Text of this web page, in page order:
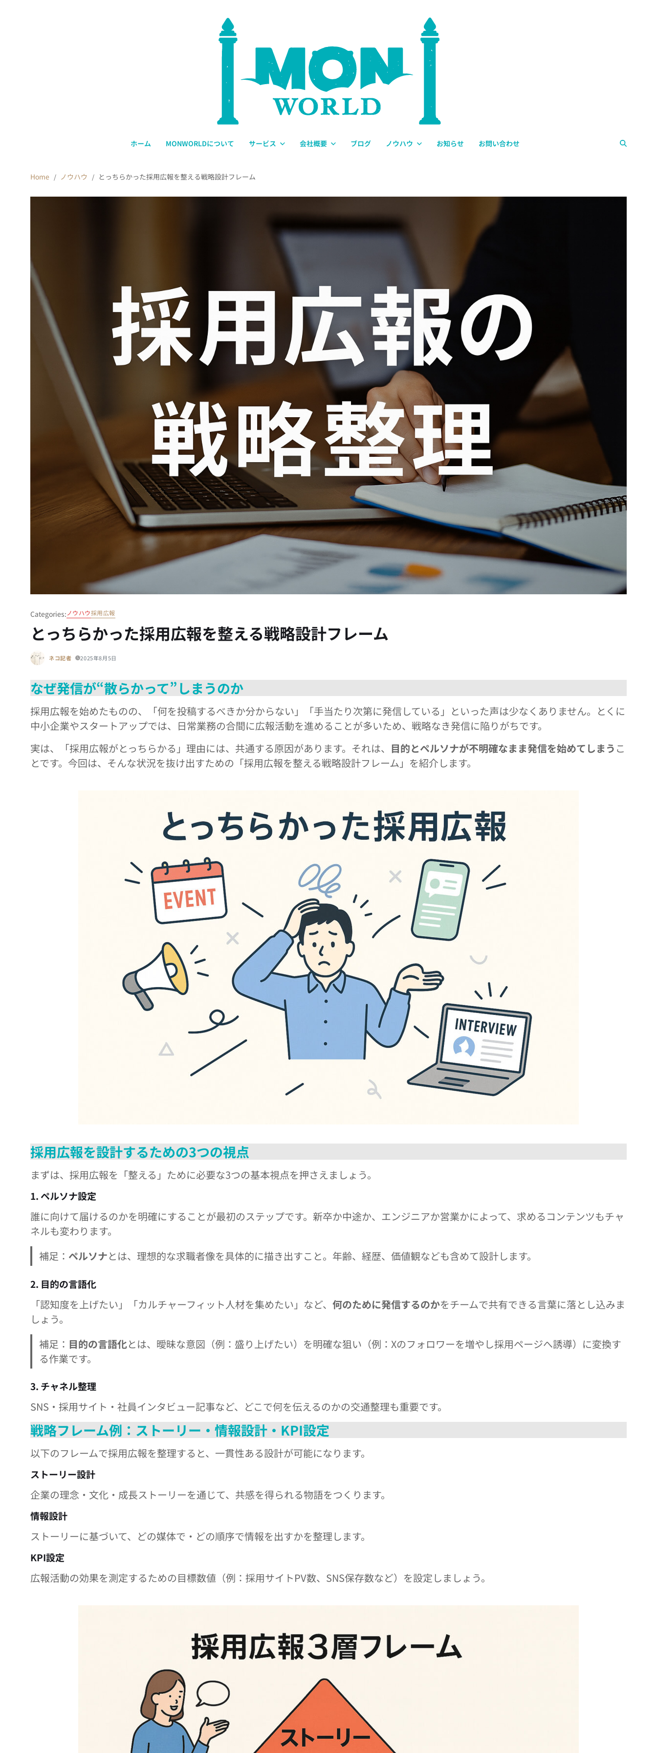
ホーム MONWORLDについて サービス 会社概要 ブログ ノウハウ お知らせ お問い合わせ
Home ノウハウ とっちらかった採用広報を整える戦略設計フレーム
Categories: ノウハウ採用広報
とっちらかった採用広報を整える戦略設計フレーム
ネコ記者 2025年8月5日
なぜ発信が“散らかって”しまうのか
採用広報を始めたものの、「何を投稿するべきか分からない」「手当たり次第に発信している」といった声は少なくありません。とくに
中小企業やスタートアップでは、日常業務の合間に広報活動を進めることが多いため、戦略なき発信に陥りがちです。
実は、「採用広報がとっちらかる」理由には、共通する原因があります。それは、 目的とペルソナが不明確なまま発信を始めてしまう こ
とです。今回は、そんな状況を抜け出すための「採用広報を整える戦略設計フレーム」を紹介します。
採用広報を設計するための3つの視点
まずは、採用広報を「整える」ために必要な3つの基本視点を押さえましょう。
1. ペルソナ設定
誰に向けて届けるのかを明確にすることが最初のステップです。新卒か中途か、エンジニアか営業かによって、求めるコンテンツもチャ
ネルも変わります。
補足： ペルソナとは、理想的な求職者像を具体的に描き出すこと。年齢、経歴、価値観なども含めて設計します。
2. 目的の言語化
「認知度を上げたい」「カルチャーフィット人材を集めたい」など、 何のために発信するのかをチームで共有できる言葉に落とし込みま
しょう。
補足： 目的の言語化とは、曖昧な意図（例：盛り上げたい）を明確な狙い（例：Xのフォロワーを増やし採用ページへ誘導）に変換す
る作業です。
3. チャネル整理
SNS・採用サイト・社員インタビュー記事など、どこで何を伝えるのかの交通整理も重要です。
戦略フレーム例：ストーリー・情報設計・KPI設定
以下のフレームで採用広報を整理すると、一貫性ある設計が可能になります。
ストーリー設計
企業の理念・文化・成長ストーリーを通じて、共感を得られる物語をつくります。
情報設計
ストーリーに基づいて、どの媒体で・どの順序で情報を出すかを整理します。
KPI設定
広報活動の効果を測定するための目標数値（例：採用サイトPV数、SNS保存数など）を設定しましょう。